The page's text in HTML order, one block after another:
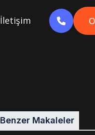
İletişim
Benzer Makaleler